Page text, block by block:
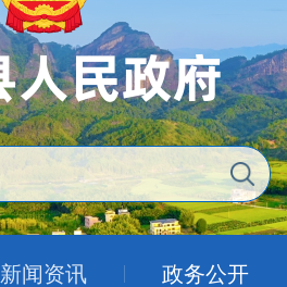
新闻资讯
政务公开